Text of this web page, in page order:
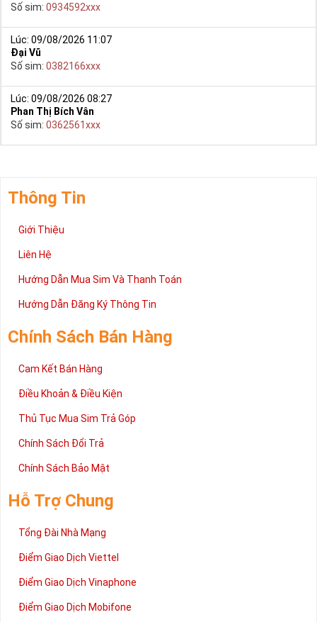
Số sim: 0934592xxx
Lúc: 09/08/2026 11:07
Đại Vũ
Số sim: 0382166xxx
Lúc: 09/08/2026 08:27
Phan Thị Bích Vân
Số sim: 0362561xxx
Thông Tin
Giới Thiệu
Liên Hệ
Hướng Dẫn Mua Sim Và Thanh Toán
Hướng Dẫn Đăng Ký Thông Tin
Chính Sách Bán Hàng
Cam Kết Bán Hàng
Điều Khoản & Điều Kiện
Thủ Tục Mua Sim Trả Góp
Chính Sách Đổi Trả
Chính Sách Bảo Mật
Hỗ Trợ Chung
Tổng Đài Nhà Mạng
Điểm Giao Dịch Viettel
Điểm Giao Dịch Vinaphone
Điểm Giao Dịch Mobifone